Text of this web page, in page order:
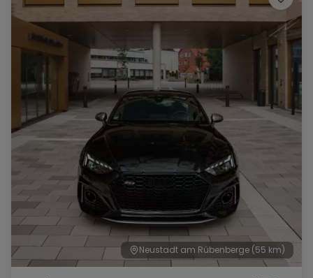
Tesla
Bentley Aston Martin
Bugatti Lotus Maserati
Range Rover Corvette
Neustadt am Rübenberge (55 km)